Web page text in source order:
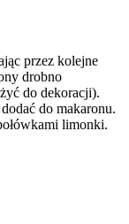
przez kolejne
drobno
do dekoracji).
do makaronu.
limonki.